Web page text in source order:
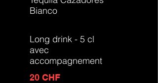
Bianco
Long drink - 5 cl
avec
accompagnement
20 CHF